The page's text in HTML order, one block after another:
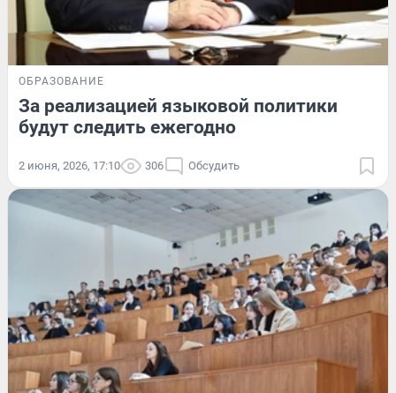
ОБРАЗОВАНИЕ
За реализацией языковой политики
будут следить ежегодно
2 июня, 2026, 17:10 306 Обсудить